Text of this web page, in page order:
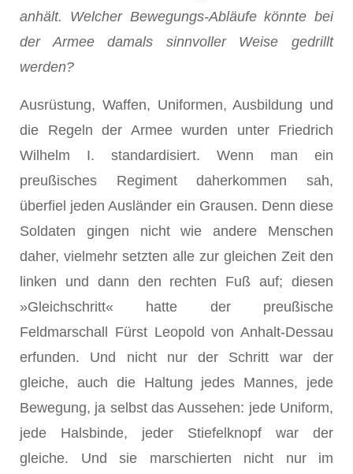
anhält. Welcher Bewegungs-Abläufe könnte bei
der Armee damals sinnvoller Weise gedrillt
werden?
Ausrüstung, Waffen, Uniformen, Ausbildung und
die Regeln der Armee wurden unter Friedrich
Wilhelm I. standardisiert. Wenn man ein
preußisches Regiment daherkommen sah,
überfiel jeden Ausländer ein Grausen. Denn diese
Soldaten gingen nicht wie andere Menschen
daher, vielmehr setzten alle zur gleichen Zeit den
linken und dann den rechten Fuß auf; diesen
»Gleichschritt« hatte der preußische
Feldmarschall Fürst Leopold von Anhalt-Dessau
erfunden. Und nicht nur der Schritt war der
gleiche, auch die Haltung jedes Mannes, jede
Bewegung, ja selbst das Aussehen: jede Uniform,
jede Halsbinde, jeder Stiefelknopf war der
gleiche. Und sie marschierten nicht nur im